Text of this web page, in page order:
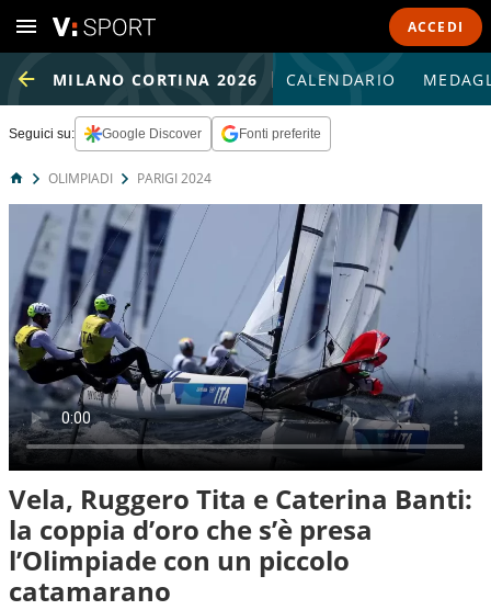
ACCEDI
MILANO CORTINA 2026 CALENDARIO
Seguici su: Google Discover Fonti preferite
OLIMPIADI PARIGI 2024
Vela, Ruggero Tita e Caterina Banti:
la coppia d’oro che s’è presa
l’Olimpiade con un piccolo
catamarano